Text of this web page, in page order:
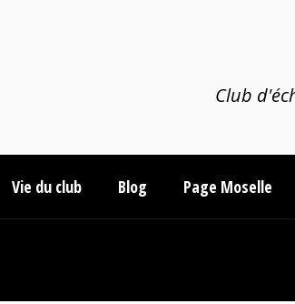
Club
Vie du club Blog Page Moselle